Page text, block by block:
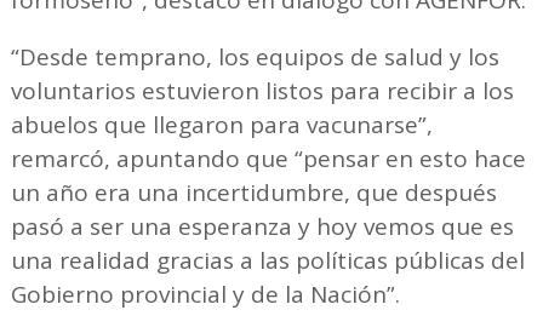
“Desde temprano, los equipos de salud y los
voluntarios estuvieron listos para recibir a los
abuelos que llegaron para vacunarse”,
remarcó, apuntando que “pensar en esto hace
un año era una incertidumbre, que después
pasó a ser una esperanza y hoy vemos que es
una realidad gracias a las políticas públicas del
Gobierno provincial y de la Nación”.